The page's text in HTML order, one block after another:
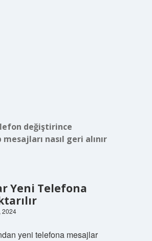
değiştirince
nasıl geri alınır
Yeni Telefona
2024
yeni telefona mesajlar